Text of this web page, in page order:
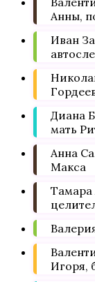
Анны,
Иван
Диана
мать
Анна
Макса
Тамара
Игоря,